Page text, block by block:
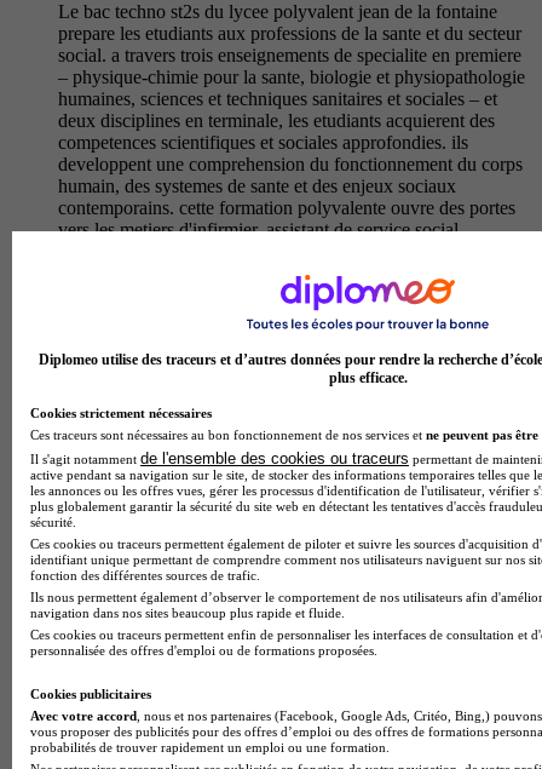
Le bac techno st2s du lycee polyvalent jean de la fontaine
prepare les etudiants aux professions de la sante et du secteur
social. a travers trois enseignements de specialite en premiere
– physique-chimie pour la sante, biologie et physiopathologie
humaines, sciences et techniques sanitaires et sociales – et
deux disciplines en terminale, les etudiants acquierent des
competences scientifiques et sociales approfondies. ils
developpent une comprehension du fonctionnement du corps
humain, des systemes de sante et des enjeux sociaux
contemporains. cette formation polyvalente ouvre des portes
vers les metiers d'infirmier, assistant de service social,
diplomes maitrisent les concepts cles des secteurs sanitaire et
medico-social, associant rigueur scientifique et sensibilite
humaine pour exercer des professions d'engagement orientees
Temps plein
Bac techno - STMG sciences et technologies du
management et de la gestion enseignement
spécifique mercatique (marketing)
Au lycee polyvalent jean de la fontaine, le bac techno stmg
avec enseignement specifique mercatique (marketing) vous
forme aux strategies commerciales et a la gestion d'entreprise.
vous maitriserez les trois piliers du marketing : la conception
d'offres adaptees aux consommateurs, l'analyse des reseaux et
strategies de distribution, ainsi que les actions de
communication (publicite, fidelisation). vous developperez
mercatiques mises en œuvre, proposer des solutions
innovantes et comprendre les technologies de l'information.
diplomes en main, vous accederez a des carrieres dynamiques
Diplomeo utilise des traceurs et d’autres données pour rendre la recherche
plus efficace.
Cookies strictement nécessaires
Ces traceurs sont nécessaires au bon fonctionnement de nos services et ne peuvent pas être
Il s'agit notamment de l'ensemble des cookies ou traceurs permettant de
active pendant sa navigation sur le site, de stocker des informations temporaires telles que
les annonces ou les offres vues, gérer les processus d'identification de l'utilisateur, vérifier
plus globalement garantir la sécurité du site web en détectant les tentatives d'accès
sécurité.
Ces cookies ou traceurs permettent également de piloter et suivre les sources d'acquisition
identifiant unique permettant de comprendre comment nos utilisateurs naviguent sur nos
fonction des différentes sources de trafic.
Ils nous permettent également d’observer le comportement de nos utilisateurs afin
navigation dans nos sites beaucoup plus rapide et fluide.
Ces cookies ou traceurs permettent enfin de personnaliser les interfaces de consultation et
personnalisée des offres d'emploi ou de formations proposées.
Cookies publicitaires
Avec votre accord , nous et nos partenaires (Facebook, Google Ads, Critéo, Bing,)
vous proposer des publicités pour des offres d’emploi ou des offres de formations
probabilités de trouver rapidement un emploi ou une formation.